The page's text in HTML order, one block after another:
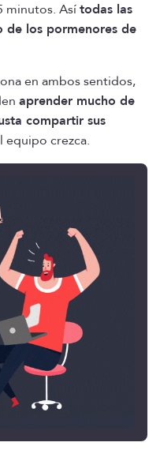
minutos. Asítodas las
de los pormenores de
en ambos sentidos,
aprender mucho de
compartir sus
equipo crezca.